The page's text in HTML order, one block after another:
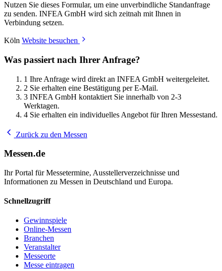
Nutzen Sie dieses Formular, um eine unverbindliche Standanfrage
zu senden. INFEA GmbH wird sich zeitnah mit Ihnen in
Verbindung setzen.
Köln Website besuchen
Was passiert nach Ihrer Anfrage?
1 Ihre Anfrage wird direkt an INFEA GmbH weitergeleitet.
2 Sie erhalten eine Bestätigung per E-Mail.
3 INFEA GmbH kontaktiert Sie innerhalb von 2-3
Werktagen.
4 Sie erhalten ein individuelles Angebot für Ihren Messestand.
Zurück zu den Messen
Messen.de
Ihr Portal für Messetermine, Ausstellerverzeichnisse und
Informationen zu Messen in Deutschland und Europa.
Schnellzugriff
Gewinnspiele
Online-Messen
Branchen
Veranstalter
Messeorte
Messe eintragen